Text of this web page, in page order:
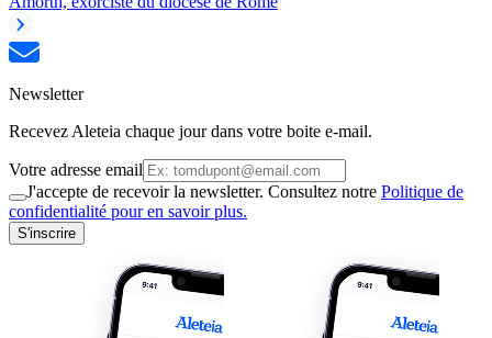
Newsletter
Recevez Aleteia chaque jour dans votre boite e-mail.
Votre adresse email
J'accepte de recevoir la newsletter. Consultez notre Politique de
confidentialité pour en savoir plus.
S'inscrire